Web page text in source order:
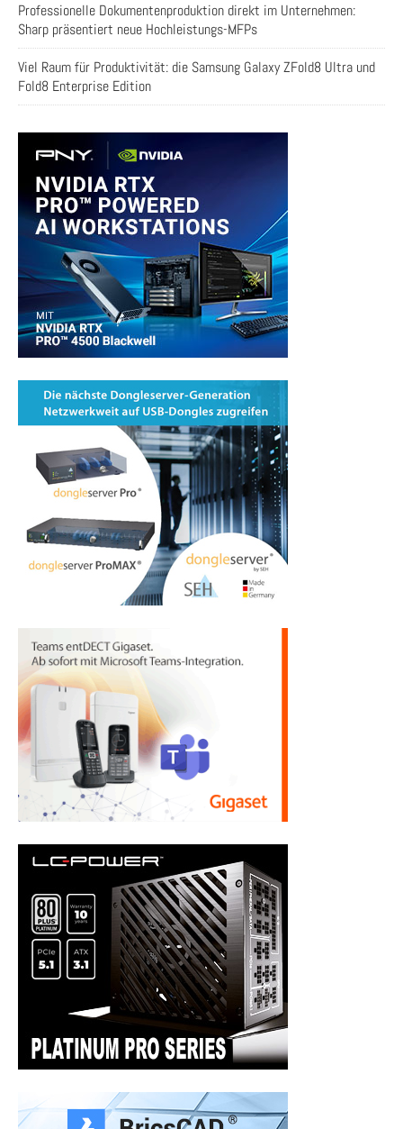
Professionelle Dokumentenproduktion direkt im Unternehmen:
Sharp präsentiert neue Hochleistungs-MFPs
Viel Raum für Produktivität: die Samsung Galaxy ZFold8 Ultra und
Fold8 Enterprise Edition